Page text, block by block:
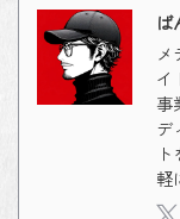
ば
メ
イ
事
デ
軽